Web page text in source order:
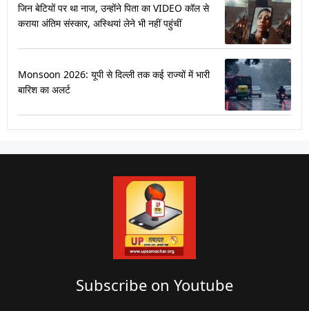
जिन बेटियों पर था नाज, उन्होंने पिता का VIDEO कॉल से
कराया अंतिम संस्कार, अस्थियां लेने भी नहीं पहुंचीं
Monsoon 2026: यूपी से दिल्ली तक कई राज्यों में भारी
बारिश का अलर्ट
Subscribe on Youtube​